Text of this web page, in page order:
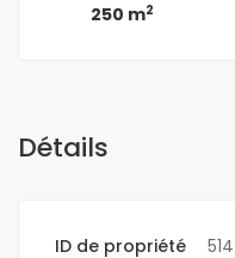
250 m2
Détails
ID de propriété 514